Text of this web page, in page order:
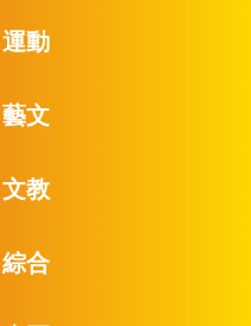
運動
藝文
文教
綜合